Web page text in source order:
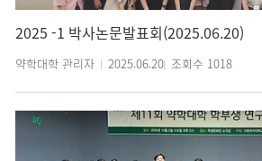
2025 -1 박사논문발표회(2025.06.20)
약학대학 관리자 2025.06.20 조회수 1018